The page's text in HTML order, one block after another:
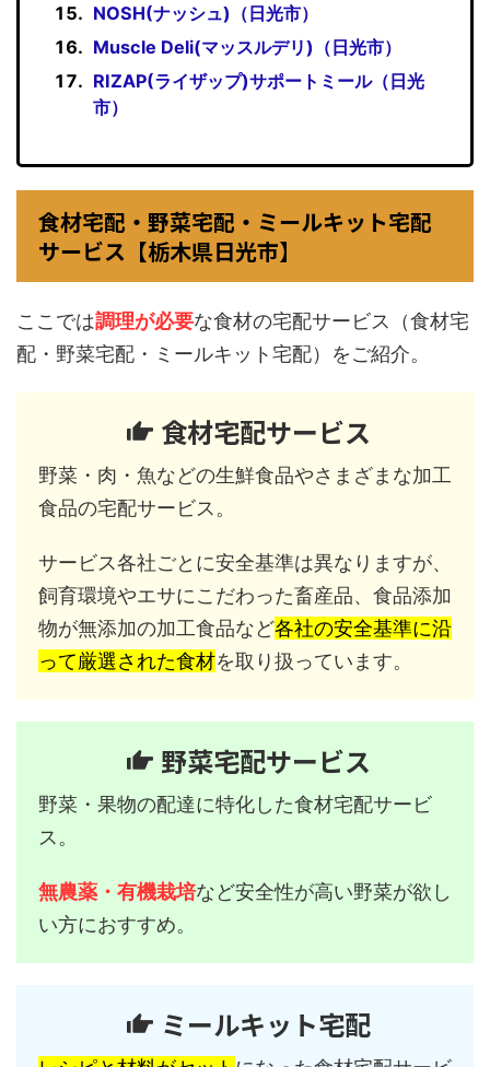
NOSH(ナッシュ)（日光市）
Muscle Deli(マッスルデリ)（日光市）
RIZAP(ライザップ)サポートミール（日光
市）
食材宅配・野菜宅配・ミールキット宅配
サービス【栃木県日光市】
ここでは調理が必要な食材の宅配サービス（食材宅
配・野菜宅配・ミールキット宅配）をご紹介。
食材宅配サービス
野菜・肉・魚などの生鮮食品やさまざまな加工
食品の宅配サービス。
サービス各社ごとに安全基準は異なりますが、
飼育環境やエサにこだわった畜産品、食品添加
物が無添加の加工食品など各社の安全基準に沿
って厳選された食材を取り扱っています。
野菜宅配サービス
野菜・果物の配達に特化した食材宅配サービ
ス。
無農薬・有機栽培など安全性が高い野菜が欲し
い方におすすめ。
ミールキット宅配